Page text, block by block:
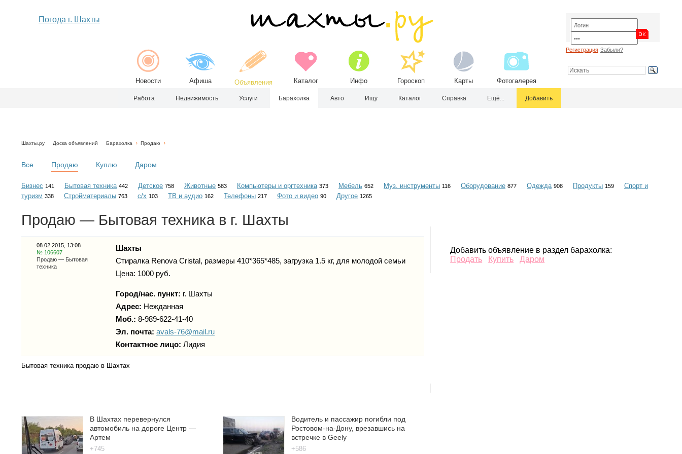
Погода г. Шахты
Новости Афиша Объявления Каталог Инфо Гороскоп Карты Фотогалерея
Регистрация Забыли?
Работа Недвижимость Услуги Барахолка Авто Ищу Каталог Справка Ещё... Добавить
Шахты.ру Доска объявлений Барахолка Продаю
Все Продаю Куплю Даром
Бизнес 141 Бытовая техника 442 Детское 758 Животные 583 Компьютеры и оргтехника 373 Мебель 652 Муз. инструменты 116 Оборудование 877 Одежда 908 Продукты 159
Спорт и
туризм 338 Стройматериалы 763 с/х 103 ТВ и аудио 162 Телефоны 217 Фото и видео 90 Другое 1265
Продаю — Бытовая техника в г. Шахты
08.02.2015, 13:08
№ 106607
Продаю — Бытовая
техника
Шахты
Стиралка Renova Cristal, размеры 410*365*485, загрузка 1.5 кг, для молодой семьи
Цена: 1000 руб.
Город/нас. пункт: г. Шахты
Адрес: Нежданная
Моб.: 8-989-622-41-40
Эл. почта: avals-76@mail.ru
Контактное лицо: Лидия
Бытовая техника продаю в Шахтах
Добавить объявление в раздел барахолка:
Продать
Купить Даром
В Шахтах перевернулся
автомобиль на дороге Центр —
Артем
+745
Водитель и пассажир погибли под
Ростовом-на-Дону, врезавшись на
встречке в Geely
+586